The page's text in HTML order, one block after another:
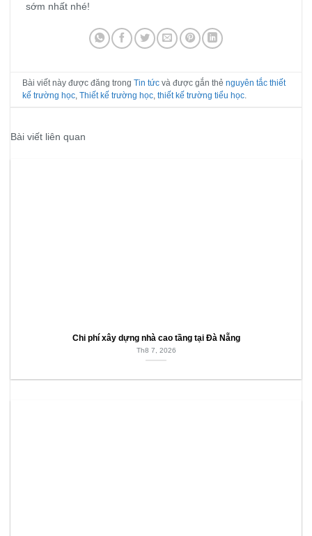
sớm nhất nhé!
Bài viết này được đăng trongTin tức và được gắn thẻnguyên tắc thiết
kế trường học ,Thiết kế trường học ,thiết kế trường tiểu học
Bài viết liên quan
Chi phí xây dựng nhà cao tầng tại Đà Nẵng
Th8 7, 2026